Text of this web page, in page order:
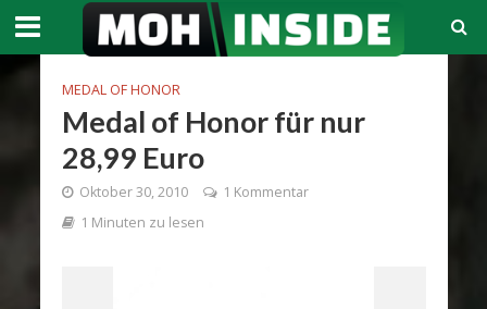
MEDAL OF HONOR
Medal of Honor für nur
28,99 Euro
Oktober 30, 2010
1 Kommentar
1 Minuten zu lesen